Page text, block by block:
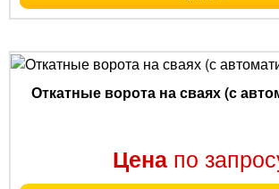
Откатные ворота на сваях (с
Цена по